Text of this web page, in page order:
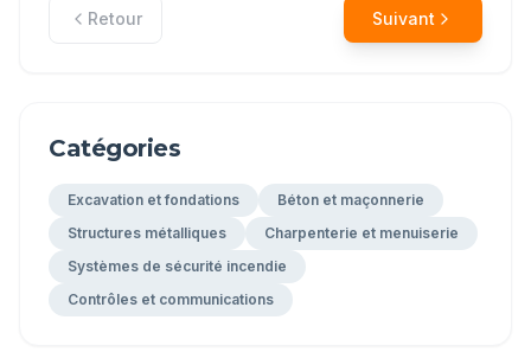
Retour Suivant
Catégories
Excavation et fondations
Béton et maçonnerie
Structures métalliques
Charpenterie et menuiserie
Systèmes de sécurité incendie
Contrôles et communications